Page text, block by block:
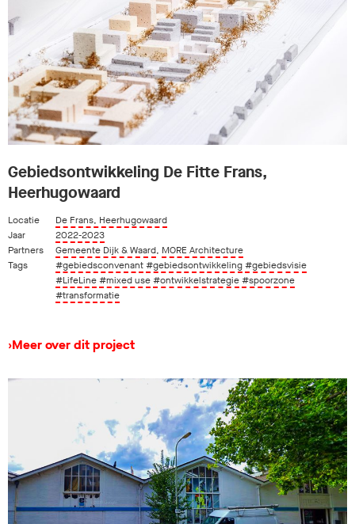
Gebiedsontwikkeling De Fitte Frans,
Heerhugowaard
Locatie
De Frans, Heerhugowaard
Jaar
2022-2023
Partners
Gemeente Dijk & Waard, MORE Architecture
Tags
#gebiedsconvenant#gebiedsontwikkeling#gebiedsvisie
#LifeLine#mixed use#ontwikkelstrategie#spoorzone
#transformatie
›Meer over dit project